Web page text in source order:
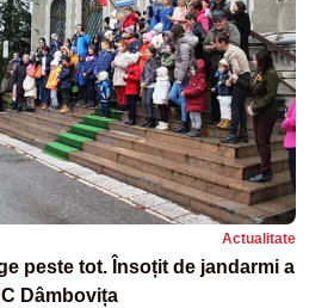
Actualitate
peste tot. Însoțit de jandarmi a
Dâmbovița